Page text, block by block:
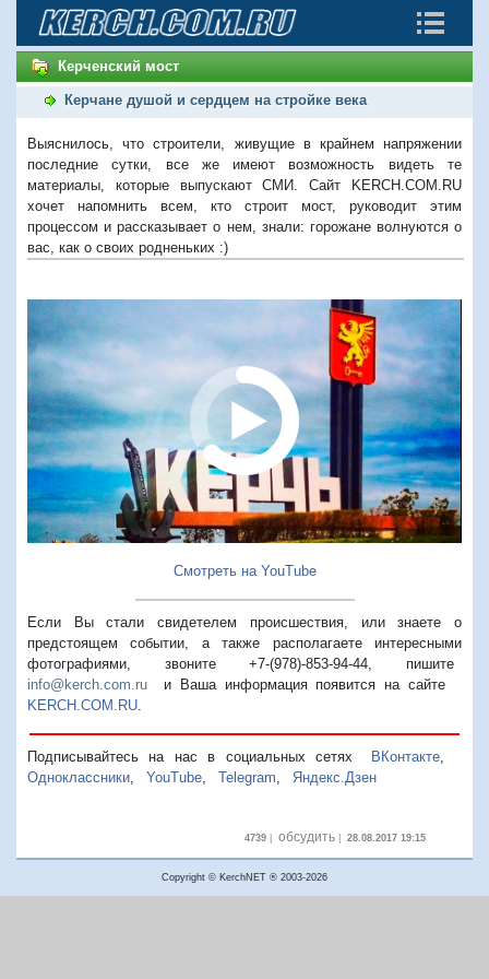
Керченский мост
Керчане душой и сердцем на стройке века
Выяснилось, что строители, живущие в крайнем напряжении
последние сутки, все же имеют возможность видеть те
материалы, которые выпускают СМИ. Сайт KERCH.COM.RU
хочет напомнить всем, кто строит мост, руководит этим
процессом и рассказывает о нем, знали: горожане волнуются о
вас, как о своих родненьких :)
Смотреть на YouTube
Если Вы стали свидетелем происшествия, или знаете о
предстоящем событии, а также располагаете интересными
фотографиями, звоните +7-(978)-853-94-44, пишите
info@kerch.com.ru и Ваша информация появится на сайте
KERCH.COM.RU
Подписывайтесь на нас в социальных сетях ВКонтакте,
Одноклассники
YouTube Telegram Яндекс.Дзен
4739| обсудить| 28.08.2017 19:15
Copyright © KerchNET ® 2003-2026